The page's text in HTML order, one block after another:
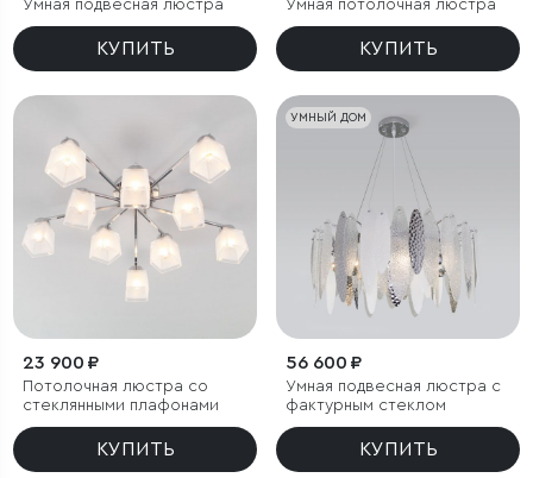
Умная подвесная люстра
КУПИТЬ
Умная потолочная люстра
КУПИТЬ
23 900 ₽
Потолочная люстра со
стеклянными плафонами
КУПИТЬ
УМНЫЙ ДОМ
56 600 ₽
Умная подвесная люстра с
фактурным стеклом
КУПИТЬ